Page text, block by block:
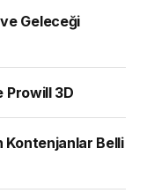
Geleceği
Prowill 3D